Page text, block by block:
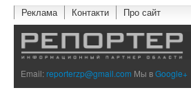
Реклама Контакти Про сайт
Email:reporterzp@gmail.com Мы вGoogle+